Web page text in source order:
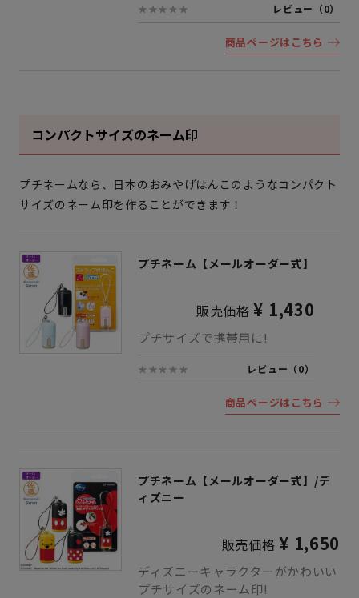
★★★★★ レビュー（0）
商品ページはこちら
コンパクトサイズのネーム印
プチネームなら、日本のおみやげはんこのようなコンパクト
サイズのネーム印を作ることができます！
プチネーム【メールオーダー式】
販売価格¥ 1,430
プチサイズで携帯用に!
★★★★★ レビュー（0）
商品ページはこちら
プチネーム【メールオーダー式】/デ
ィズニー
販売価格¥ 1,650
ディズニーキャラクターがかわいい
プチサイズのネーム印!